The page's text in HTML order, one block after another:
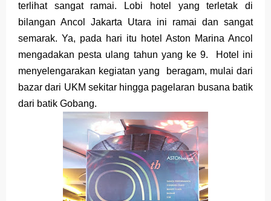
Merek Dagang dari Masa ke Masa
Perkembangan Merek Dagang Modern
Multinational Trademarks
Review Oppo Reno 15 Pro: Smartphone Premium
dengan Kamera 200MP dan Baterai Tahan Lama
Review Vivo V70 FE: Smartphone Fan Edition dengan
Fitur Flagship Harga Lebih Bersahabat
Review Vivo V70: Smartphone Stylish dengan
terlihat sangat ramai. Lobi hotel yang terletak di
bilangan Ancol Jakarta Utara ini ramai dan sangat
semarak. Ya, pada hari itu hotel Aston Marina Ancol
mengadakan pesta ulang tahun yang ke 9. Hotel ini
menyelengarakan kegiatan yang beragam, mulai dari
bazar dari UKM sekitar hingga pagelaran busana batik
dari batik Gobang.